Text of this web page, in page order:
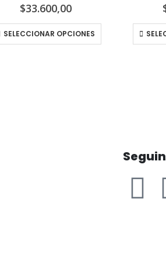
$33.600,00
SELECCIONAR OPCIONES